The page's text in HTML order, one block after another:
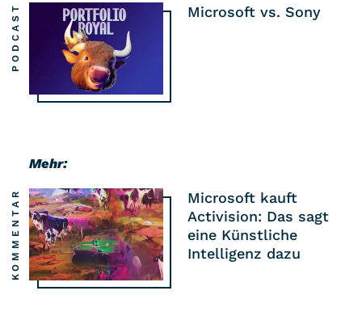
Microsoft vs. Sony
PODCAST
Mehr:
Microsoft kauft
Activision: Das sagt
eine Künstliche
Intelligenz dazu
KOMMENTAR